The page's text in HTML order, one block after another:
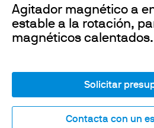
Agitador magnético a
estable a la rotación,
magnéticos calentados.
Solicitar
Contacta con un